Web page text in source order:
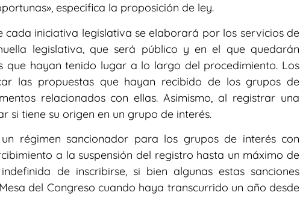
especifica la proposición de ley.
cada iniciativa legislativa se elaborará por los servicios de
legislativa, que será público y en el que quedarán
que hayan tenido lugar a lo largo del procedimiento. Los
las propuestas que hayan recibido de los grupos de
relacionados con ellas. Asimismo, al registrar una
si tiene su origen en un grupo de interés.
régimen sancionador para los grupos de interés con
a la suspensión del registro hasta un máximo de
de inscribirse, si bien algunas estas sanciones
del Congreso cuando haya transcurrido un año desde